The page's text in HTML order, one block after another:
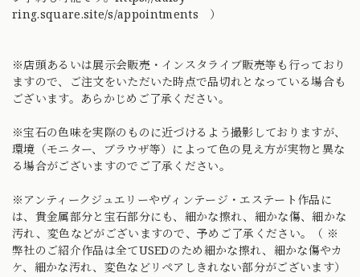
ring.square.site/s/appointments ）
※店頭あるいは展示会販売・インスタライブ販売等も行っており
ますので、ご注文をいただいた時点で品切れとなっている場合も
ございます。あらかじめご了承ください。
※宝石の色味を実際のものに近づけるよう撮影しておりますが、
環境（モニター、ブラウザ等）によって色の見え方が実物と異な
る場合がございますのでご了承ください。
※アンティークジュエリーやヴィンテージ・エステート作品に
は、貴金属部分と宝石部分にも、細かな擦れ、細かな傷、細かな
汚れ、変色などがございますので、予めご了承ください。（ ※
弊社のご紹介作品は全てUSEDのため細かな擦れ、細かな傷やカ
ケ、細かな汚れ、変色などリペアしきれない部分がございます）